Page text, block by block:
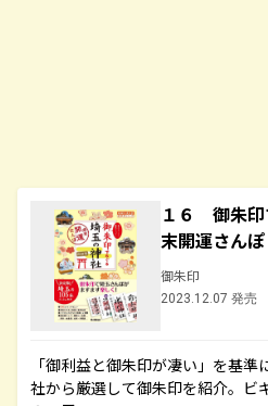
１６ 御朱
末開運さん
御朱印
2023.12.07 発売
「御利益と御朱印が凄い」を基
社から厳選して御朱印を紹介。ビ